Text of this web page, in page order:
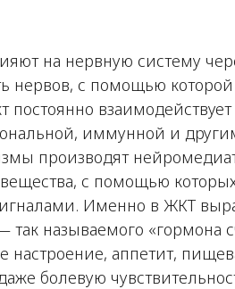
на нервную систему
нервов, с помощью которой
постоянно
иммунной и
производят
с помощью
Именно в ЖКТ
так называемого «гормона
настроение, аппетит,
болевую